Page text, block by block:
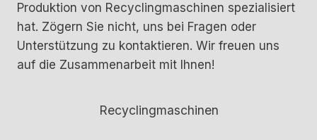
Produktion von Recyclingmaschinen spezialisiert
hat. Zögern Sie nicht, uns bei Fragen oder
Unterstützung zu kontaktieren. Wir freuen uns
auf die Zusammenarbeit mit Ihnen!
Recyclingmaschinen